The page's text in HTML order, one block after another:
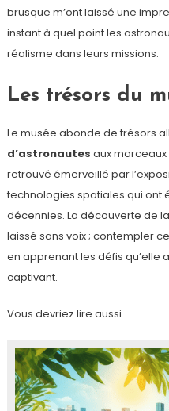
brusque m’ont laissé une
instant à quel point les
réalisme dans leurs missions.
Les trésors du
Le musée abonde de trésors
d’astronautes aux
retrouvé émerveillé par
technologies spatiales qui ont
décennies. La découverte de la
laissé sans voix ; contempler
en apprenant les défis qu’elle
captivant.
Vous devriez lire aussi